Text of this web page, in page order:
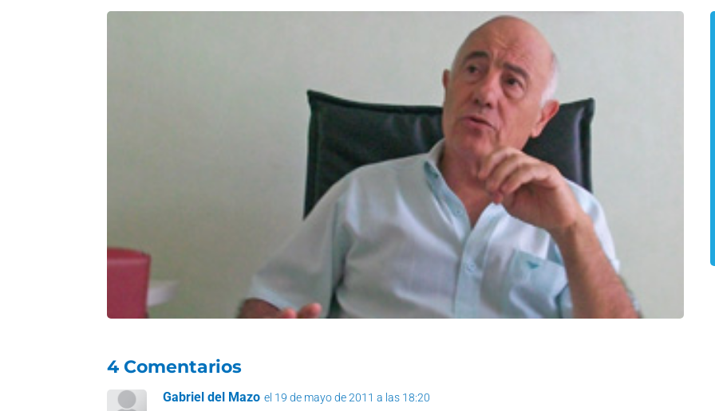
4 Comentarios
Gabriel del Mazo el 19 de mayo de 2011 a las 18:20